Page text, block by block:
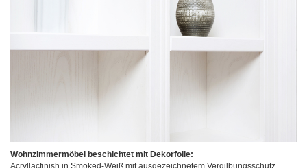
Wohnzimmermöbel beschichtet mit Dekorfolie:
Acryllacfinish in Smoked-Weiß mit ausgezeichnetem Vergilbungsschutz.